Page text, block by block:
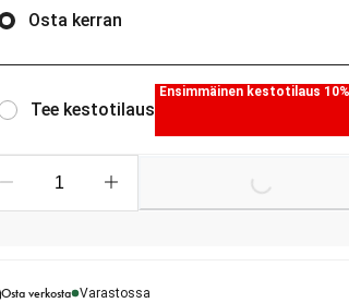
Osta kerran
Tee kestotilaus
Ensimmäinen kestotilaus 10%
Loading...
Osta verkosta Varastossa